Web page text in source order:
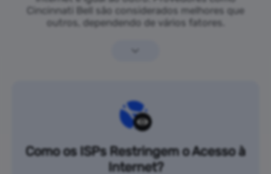
Cincinnati Bell são considerados melhores que
outros, dependendo de vários fatores.
Como os ISPs Restringem o Acesso à
Internet?